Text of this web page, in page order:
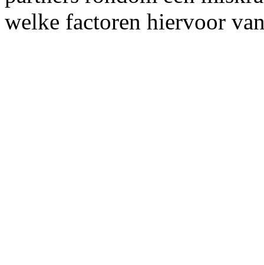
welke factoren hiervoor